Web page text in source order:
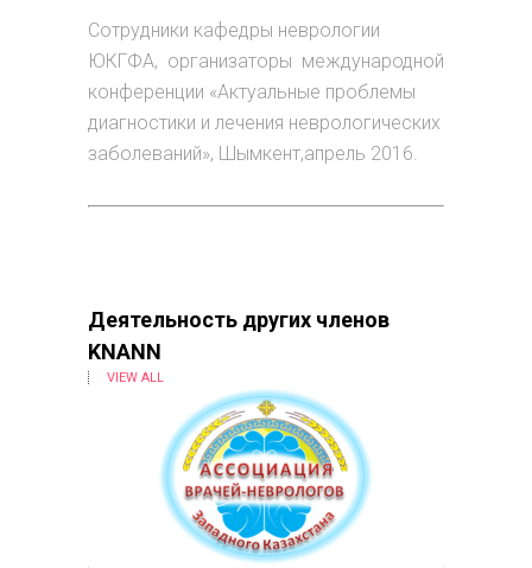
Сотрудники кафедры неврологии
ЮКГФА, организаторы международной
конференции «Актуальные проблемы
диагностики и лечения неврологических
заболеваний», Шымкент,апрель 2016.
Деятельность других членов
KNANN
VIEW ALL